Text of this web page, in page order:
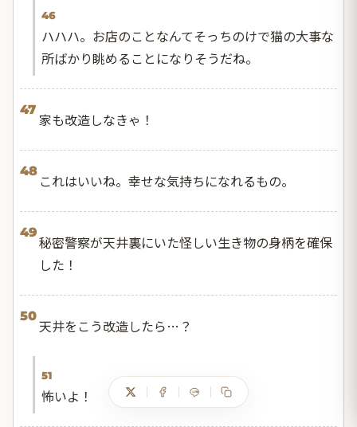
46
ハハハ。お店のことなんてそっちのけで猫の大事な
所ばかり眺めることになりそうだね。
47
家も改造しなきゃ！
48
これはいいね。幸せな気持ちになれるもの。
49
秘密警察が天井裏にいた怪しい生き物の身柄を確保
した！
50
天井をこう改造したら…？
51
怖いよ！